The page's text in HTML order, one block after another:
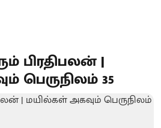
பிரதிபலன் |
பெருநிலம் 35